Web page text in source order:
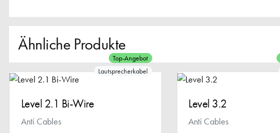
Ähnliche Produkte
Top-Angebot
Lautsprecherkabel
Level 2.1 Bi-Wire
Anti Cables
Level 3.2
Anti Cables